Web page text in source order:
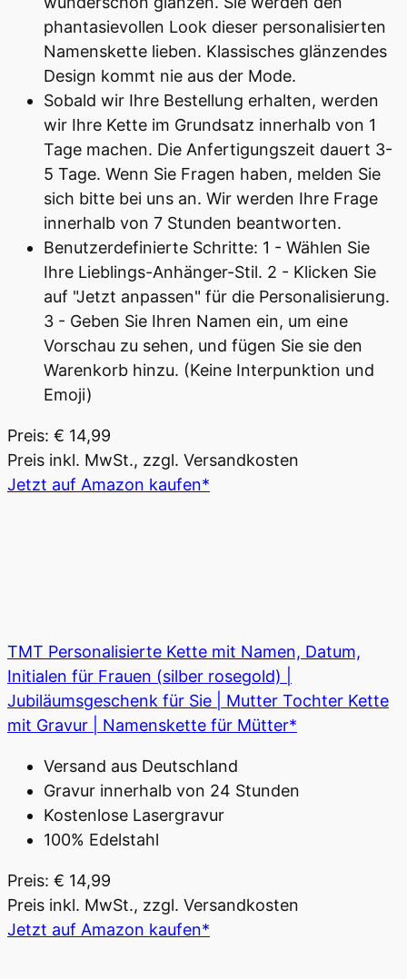
phantasievollen Look dieser personalisierten
Namenskette lieben. Klassisches glänzendes
Design kommt nie aus der Mode.
Sobald wir Ihre Bestellung erhalten, werden
wir Ihre Kette im Grundsatz innerhalb von 1
Tage machen. Die Anfertigungszeit dauert 3-
5 Tage. Wenn Sie Fragen haben, melden Sie
sich bitte bei uns an. Wir werden Ihre Frage
innerhalb von 7 Stunden beantworten.
Benutzerdefinierte Schritte: 1 - Wählen Sie
Ihre Lieblings-Anhänger-Stil. 2 - Klicken Sie
auf "Jetzt anpassen" für die Personalisierung.
3 - Geben Sie Ihren Namen ein, um eine
Vorschau zu sehen, und fügen Sie sie den
Warenkorb hinzu. (Keine Interpunktion und
Emoji)
Preis: € 14,99
Preis inkl. MwSt., zzgl. Versandkosten
Jetzt auf Amazon kaufen*
TMT Personalisierte Kette mit Namen, Datum,
Initialen für Frauen (silber rosegold) |
Jubiläumsgeschenk für Sie | Mutter Tochter Kette
mit Gravur | Namenskette für Mütter*
Versand aus Deutschland
Gravur innerhalb von 24 Stunden
Kostenlose Lasergravur
100% Edelstahl
Preis: € 14,99
Preis inkl. MwSt., zzgl. Versandkosten
Jetzt auf Amazon kaufen*